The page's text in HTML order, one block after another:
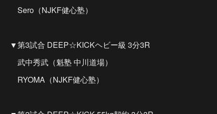
Sero（NJKF健心塾）
▼第3試合 DEEP☆KICKヘビー級 3分3R
武中秀武（魁塾 中川道場）
RYOMA（NJKF健心塾）